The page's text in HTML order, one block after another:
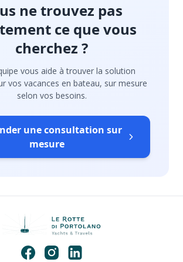
ne trouvez pas
ce que vous
cherchez ?
vous aide à trouver la solution
vos vacances en bateau, sur mesure
selon vos besoins.
une consultation sur
mesure